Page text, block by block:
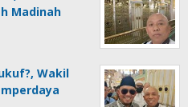
Madinah
Wakil